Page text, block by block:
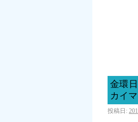
金環
カイ
投稿日: